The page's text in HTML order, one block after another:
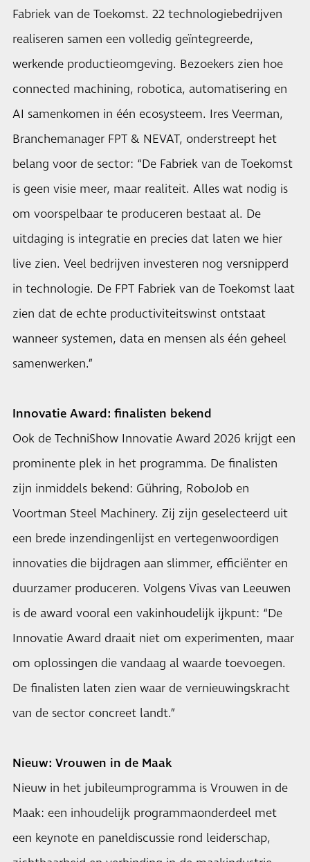
Fabriek van de Toekomst. 22 technologiebedrijven
realiseren samen een volledig geïntegreerde,
werkende productieomgeving. Bezoekers zien hoe
connected machining, robotica, automatisering en
AI samenkomen in één ecosysteem. Ires Veerman,
Branchemanager FPT & NEVAT, onderstreept het
belang voor de sector: “De Fabriek van de Toekomst
is geen visie meer, maar realiteit. Alles wat nodig is
om voorspelbaar te produceren bestaat al. De
uitdaging is integratie en precies dat laten we hier
live zien. Veel bedrijven investeren nog versnipperd
in technologie. De FPT Fabriek van de Toekomst laat
zien dat de echte productiviteitswinst ontstaat
wanneer systemen, data en mensen als één geheel
samenwerken.”
Innovatie Award: finalisten bekend
Ook de TechniShow Innovatie Award 2026 krijgt een
prominente plek in het programma. De finalisten
zijn inmiddels bekend: Gühring, RoboJob en
Voortman Steel Machinery. Zij zijn geselecteerd uit
een brede inzendingenlijst en vertegenwoordigen
innovaties die bijdragen aan slimmer, efficiënter en
duurzamer produceren. Volgens Vivas van Leeuwen
is de award vooral een vakinhoudelijk ijkpunt: “De
Innovatie Award draait niet om experimenten, maar
om oplossingen die vandaag al waarde toevoegen.
De finalisten laten zien waar de vernieuwingskracht
van de sector concreet landt.”
Nieuw: Vrouwen in de Maak
Nieuw in het jubileumprogramma is Vrouwen in de
Maak: een inhoudelijk programmaonderdeel met
een keynote en paneldiscussie rond leiderschap,